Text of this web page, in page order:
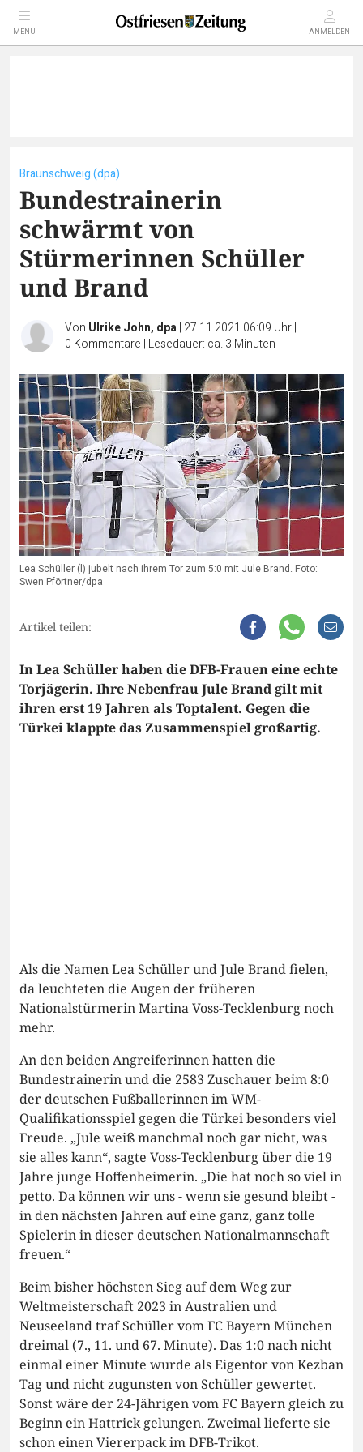
MENÜ ANMELDEN
Braunschweig (dpa)
Bundestrainerin
schwärmt von
Stürmerinnen Schüller
und Brand
Von Ulrike John, dpa| 27.11.2021 06:09 Uhr|
0 Kommentare | Lesedauer: ca. 3 Minuten
Lea Schüller (l) jubelt nach ihrem Tor zum 5:0 mit Jule Brand. Foto:
Swen Pförtner/dpa
Artikel teilen:
In Lea Schüller haben die DFB-Frauen eine echte
Torjägerin. Ihre Nebenfrau Jule Brand gilt mit
ihren erst 19 Jahren als Toptalent. Gegen die
Türkei klappte das Zusammenspiel großartig.
Als die Namen Lea Schüller und Jule Brand fielen,
da leuchteten die Augen der früheren
Nationalstürmerin Martina Voss-Tecklenburg noch
mehr.
An den beiden Angreiferinnen hatten die
Bundestrainerin und die 2583 Zuschauer beim 8:0
der deutschen Fußballerinnen im WM-
Qualifikationsspiel gegen die Türkei besonders viel
Freude. „Jule weiß manchmal noch gar nicht, was
sie alles kann“, sagte Voss-Tecklenburg über die 19
Jahre junge Hoffenheimerin. „Die hat noch so viel in
petto. Da können wir uns - wenn sie gesund bleibt -
in den nächsten Jahren auf eine ganz, ganz tolle
Spielerin in dieser deutschen Nationalmannschaft
freuen.“
Beim bisher höchsten Sieg auf dem Weg zur
Weltmeisterschaft 2023 in Australien und
Neuseeland traf Schüller vom FC Bayern München
dreimal (7., 11. und 67. Minute). Das 1:0 nach nicht
einmal einer Minute wurde als Eigentor von Kezban
Tag und nicht zugunsten von Schüller gewertet.
Sonst wäre der 24-Jährigen vom FC Bayern gleich zu
Beginn ein Hattrick gelungen. Zweimal lieferte sie
schon einen Viererpack im DFB-Trikot.